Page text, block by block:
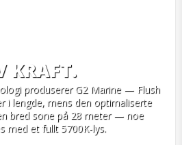
KRAFT.
produserer G2 Marine — Flush
i lengde, mens den optimaliserte
bred sone på 28 meter — noe
et fullt 5700K-lys.